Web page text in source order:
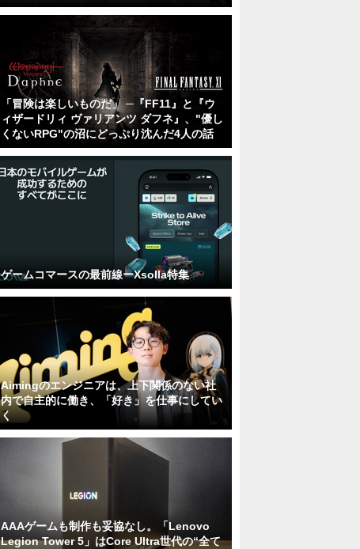
「冒険は楽しいものだ」 ─『FF11』と『ウ
ィザードリィ ヴァリアンツ ダフネ』、"優し
くないRPG"の沼にどっぷり沈んだ4人の話
ゲームコマースの最前線ーXsolla特集
Aimingのエンジニアは、上下関係のない社
内で自主的に働き、「好き」を仕事にしてい
く
AAAゲームも制作も妥協なし。「Lenovo
Legion Tower 5」はCore Ultra世代の“全て